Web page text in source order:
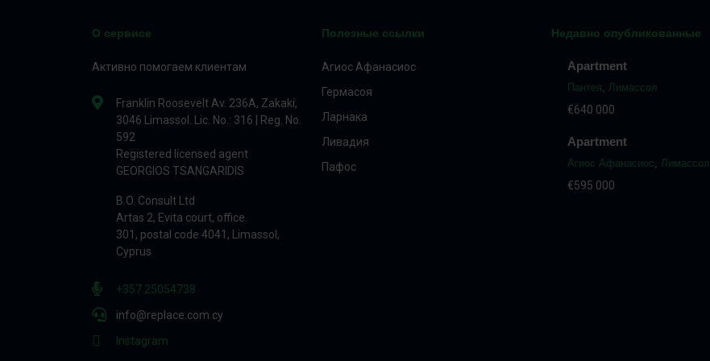
О сервисе
Активно помогаем клиентам
Franklin Roosevelt Av. 236A, Zakaki,
3046 Limassol. Lic. No.: 316 | Reg. No.
592
Registered licensed agent
GEORGIOS TSANGARIDIS
B.O. Consult Ltd
Artas 2, Evita court, office.
301, postal code 4041, Limassol,
Cyprus
+357 25054738
info@replace.com.cy
Instagram
Полезные ссылки
Агиос Афанасиос
Гермасоя
Ларнака
Ливадия
Пафос
Недавно опубликованные
Apartment
Пантея, Лимассол
€640 000
Apartment
Агиос Афанасиос, Лимассол
€595 000